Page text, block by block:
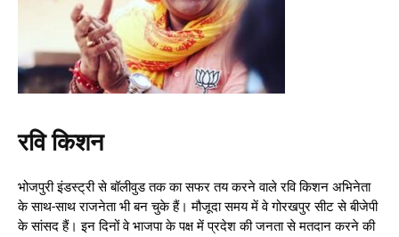
रवि किशन
भोजपुरी इंडस्ट्री से बॉलीवुड तक का सफर तय करने वाले रवि किशन अभिनेता
के साथ-साथ राजनेता भी बन चुके हैं। मौजूदा समय में वे गोरखपुर सीट से बीजेपी
के सांसद हैं। इन दिनों वे भाजपा के पक्ष में प्रदेश की जनता से मतदान करने की